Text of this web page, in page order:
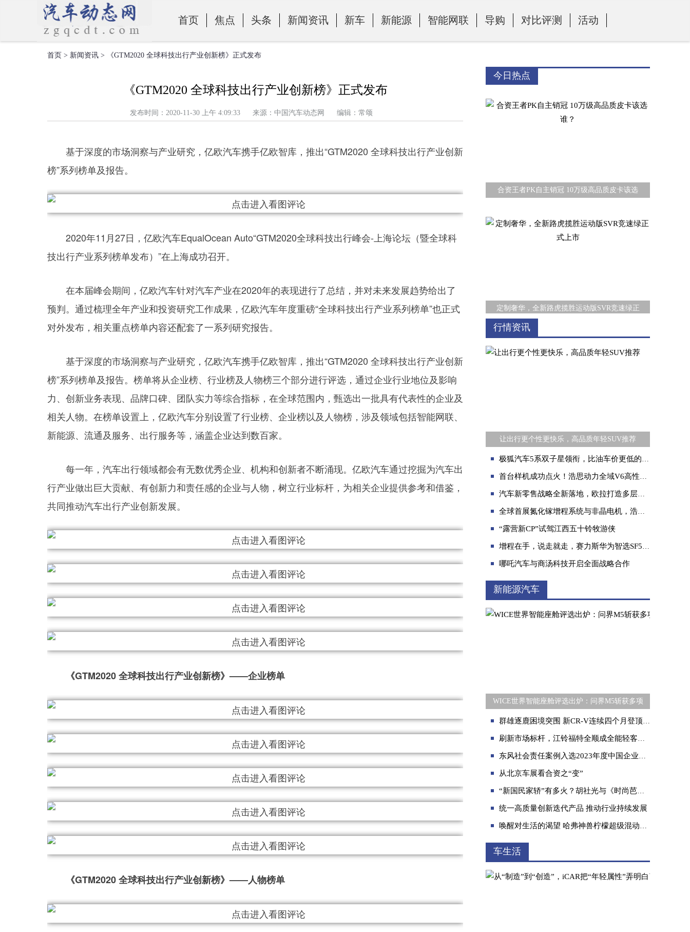
首页 焦点 头条 新闻资讯 新车 新能源 智能网联 导购 对比评测 活动
零部件
首页 > 新闻资讯 > 《GTM2020 全球科技出行产业创新榜》正式发布
《GTM2020 全球科技出行产业创新榜》正式发布
发布时间：2020-11-30 上午 4:09:33 来源：中国汽车动态网 编辑：常颂
基于深度的市场洞察与产业研究，亿欧汽车携手亿欧智库，推出“GTM2020 全球科技出行产业创新
榜”系列榜单及报告。
2020年11月27日，亿欧汽车EqualOcean Auto“GTM2020全球科技出行峰会-上海论坛（暨全球科
技出行产业系列榜单发布）”在上海成功召开。
在本届峰会期间，亿欧汽车针对汽车产业在2020年的表现进行了总结，并对未来发展趋势给出了
预判。通过梳理全年产业和投资研究工作成果，亿欧汽车年度重磅“全球科技出行产业系列榜单”也正式
对外发布，相关重点榜单内容还配套了一系列研究报告。
基于深度的市场洞察与产业研究，亿欧汽车携手亿欧智库，推出“GTM2020 全球科技出行产业创新
榜”系列榜单及报告。榜单将从企业榜、行业榜及人物榜三个部分进行评选，通过企业行业地位及影响
力、创新业务表现、品牌口碑、团队实力等综合指标，在全球范围内，甄选出一批具有代表性的企业及
相关人物。在榜单设置上，亿欧汽车分别设置了行业榜、企业榜以及人物榜，涉及领域包括智能网联、
新能源、流通及服务、出行服务等，涵盖企业达到数百家。
每一年，汽车出行领域都会有无数优秀企业、机构和创新者不断涌现。亿欧汽车通过挖掘为汽车出
行产业做出巨大贡献、有创新力和责任感的企业与人物，树立行业标杆，为相关企业提供参考和借鉴，
共同推动汽车出行产业创新发展。
《GTM2020 全球科技出行产业创新榜》——企业榜单
《GTM2020 全球科技出行产业创新榜》——人物榜单
今日热点
合资王者PK自主销冠 10万级高品质皮卡该选
定制奢华，全新路虎揽胜运动版SVR竞速绿正
雷神动力连续十年蝉联“中国心”十佳发动机及
行情资讯
让出行更个性更快乐，高品质年轻SUV推荐
极狐汽车5系双子星领衔，比油车价更低的纯电车亮相成都车展
首台样机成功点火！浩思动力全域V6高性能引擎迈入新阶段
汽车新零售战略全新落地，欧拉打造多层次体验空间
全球首展氮化镓增程系统与非晶电机，浩思动力发布前瞻动力技术
“露营新CP”试驾江西五十铃牧游侠
增程在手，说走就走，赛力斯华为智选SF5带你寻找诗和远方
哪吒汽车与商汤科技开启全面战略合作
新能源汽车
WICE世界智能座舱评选出炉：问界M5斩获多项
群雄逐鹿困境突围 新CR-V连续四个月登顶销冠
刷新市场标杆，江铃福特全顺成全能轻客价值之选
东风社会责任案例入选2023年度中国企业新媒体优秀创新案例
从北京车展看合资之“变”
“新国民家轿”有多火？胡社光与《时尚芭莎》双认可
统一高质量创新迭代产品 推动行业持续发展
唤醒对生活的渴望 哈弗神兽柠檬超级混动DHT逐梦贺兰山
车生活